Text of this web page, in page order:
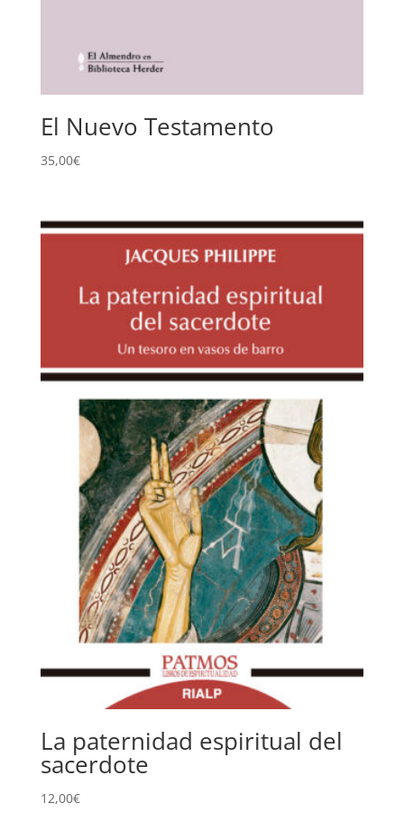
El Nuevo Testamento
35,00€
La paternidad espiritual del
sacerdote
12,00€